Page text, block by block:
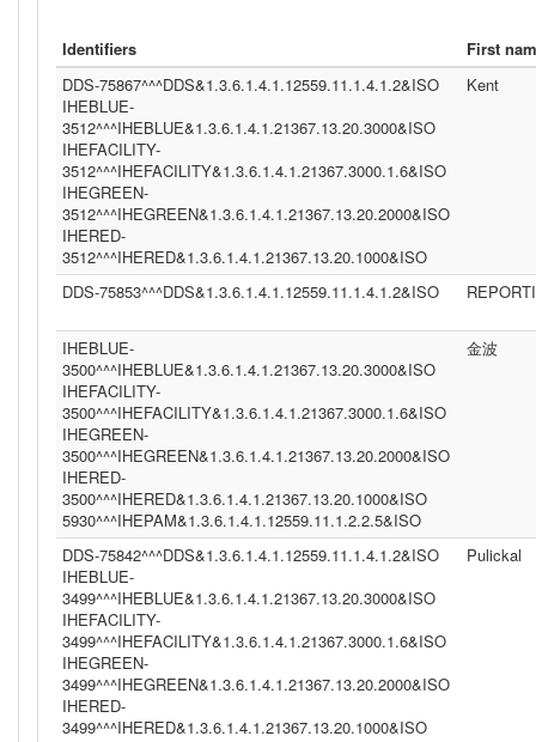
Identifiers
First
DDS-75867^^^DDS&1.3.6.1.4.1.12559.11.1.4.1.2&ISO
IHEBLUE-
3512^^^IHEBLUE&1.3.6.1.4.1.21367.13.20.3000&ISO
IHEFACILITY-
3512^^^IHEFACILITY&1.3.6.1.4.1.21367.3000.1.6&ISO
IHEGREEN-
3512^^^IHEGREEN&1.3.6.1.4.1.21367.13.20.2000&ISO
IHERED-
3512^^^IHERED&1.3.6.1.4.1.21367.13.20.1000&ISO
Kent
DDS-75853^^^DDS&1.3.6.1.4.1.12559.11.1.4.1.2&ISO
IHEBLUE-
3500^^^IHEBLUE&1.3.6.1.4.1.21367.13.20.3000&ISO
IHEFACILITY-
3500^^^IHEFACILITY&1.3.6.1.4.1.21367.3000.1.6&ISO
IHEGREEN-
3500^^^IHEGREEN&1.3.6.1.4.1.21367.13.20.2000&ISO
IHERED-
3500^^^IHERED&1.3.6.1.4.1.21367.13.20.1000&ISO
5930^^^IHEPAM&1.3.6.1.4.1.12559.11.1.2.2.5&ISO
金波
DDS-75842^^^DDS&1.3.6.1.4.1.12559.11.1.4.1.2&ISO
IHEBLUE-
3499^^^IHEBLUE&1.3.6.1.4.1.21367.13.20.3000&ISO
IHEFACILITY-
3499^^^IHEFACILITY&1.3.6.1.4.1.21367.3000.1.6&ISO
IHEGREEN-
3499^^^IHEGREEN&1.3.6.1.4.1.21367.13.20.2000&ISO
IHERED-
3499^^^IHERED&1.3.6.1.4.1.21367.13.20.1000&ISO
Pulickal